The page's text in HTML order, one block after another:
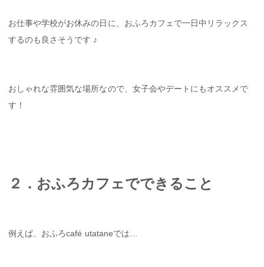
お仕事や学校がお休みの日に、おふろカフェで一日中リラックス
するのも良さそうです ♪
おしゃれな雰囲気な場所なので、女子会やデートにもオススメで
す！
２．おふろカフェでできること
例えば、おふろcafé utataneでは…